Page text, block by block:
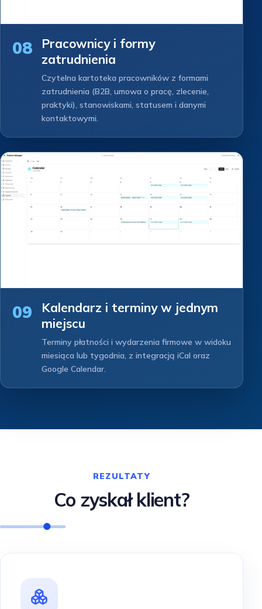
08
Pracownicy i formy
zatrudnienia
Czytelna kartoteka pracowników z formami
zatrudnienia (B2B, umowa o pracę, zlecenie,
praktyki), stanowiskami, statusem i danymi
kontaktowymi.
09
Kalendarz i terminy w jednym
miejscu
Terminy płatności i wydarzenia firmowe w widoku
miesiąca lub tygodnia, z integracją iCal oraz
Google Calendar.
REZULTATY
Co zyskał klient?